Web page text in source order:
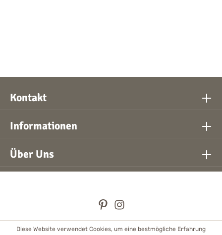
Kontakt
Informationen
Über Uns
* Alle Preise inkl. gesetzl. Mehrwertsteuer zzgl.Versandkosten
Diese Website verwendet Cookies, um eine bestmögliche Erfahrung